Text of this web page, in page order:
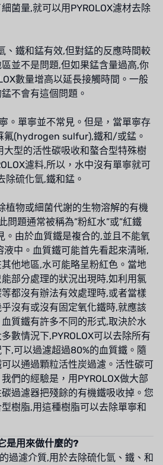
菌量,就可以用PYROLOX濾材去除
、鐵和錳有效,但對錳的反應時間較
並不是問題,但如果錳含量過高,你
數量增高以延長接觸時間。一般
不會有這個問題。
。單寧並不常見。但是，當單寧存
氟(hydrogen sulfur),鐵和/或錳。
大型的活性碳吸收和螯合型特殊樹
濾料,所以，水中沒有單寧就可
除硫化氫,鐵和錳。
植物或細菌代謝的生物溶解的有機
問題通常被稱為”粉紅水”或”紅鐵
。由於血質鐵是複合的,並且不能氧
中。血質鐵可能首先看起來清晰,
他地區,水可能略呈粉紅色。當地
部分處理的狀況出現時,如利用氯
都沒有辦法有效處理時,或者當樣
沒有或沒有固定氧化鐵時,就應該
質鐵有許多不同的形式,取決於水
數情況下,PYROLOX可以去除所有
,可以過濾超過80%的血質鐵。隨
以通過顆粒活性炭過濾。活性碳可
們的經驗是，用PYROLOX做大部
過濾器把殘餘的有機鐵吸收掉。您
樹脂,用這種樹脂可以去除單寧和
是用來做什麼的?
過濾介質,用於去除硫化氫、鐵、和